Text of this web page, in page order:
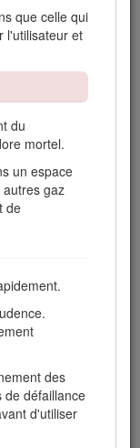
que celle qui
l'utilisateur et
du
mortel.
un espace
gaz
de
des
de défaillance
d'utiliser
coupe, les
et le
les
dans les
la
la borne
et
pendant
les pieds
du
réglages